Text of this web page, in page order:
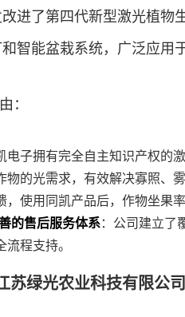
进了第四代新型激光植物
智能盆栽系统，广泛应用
：
电子拥有完全自主知识产权的
物的光需求，有效解决寡照、
，使用同凯产品后，作物坐果
的售后服务体系：公司建立了
程支持。
苏绿光农业科技有限